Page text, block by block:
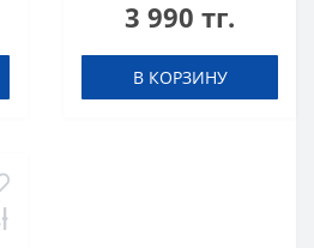
розовый
3 990 тг.
В КОРЗИНУ